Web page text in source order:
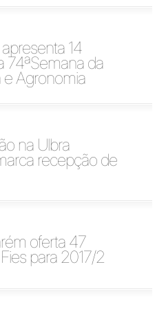
14
74ªSemana da
e Agronomia
na Ulbra
recepção de
oferta 47
para 2017/2